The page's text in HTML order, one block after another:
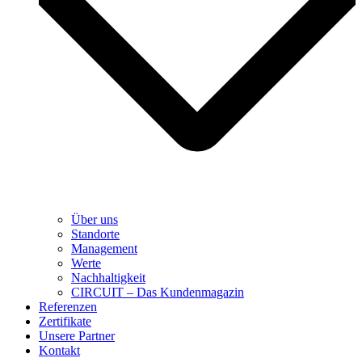
Über uns
Standorte
Management
Werte
Nachhaltigkeit
CIRCUIT – Das Kundenmagazin
Referenzen
Zertifikate
Unsere Partner
Kontakt